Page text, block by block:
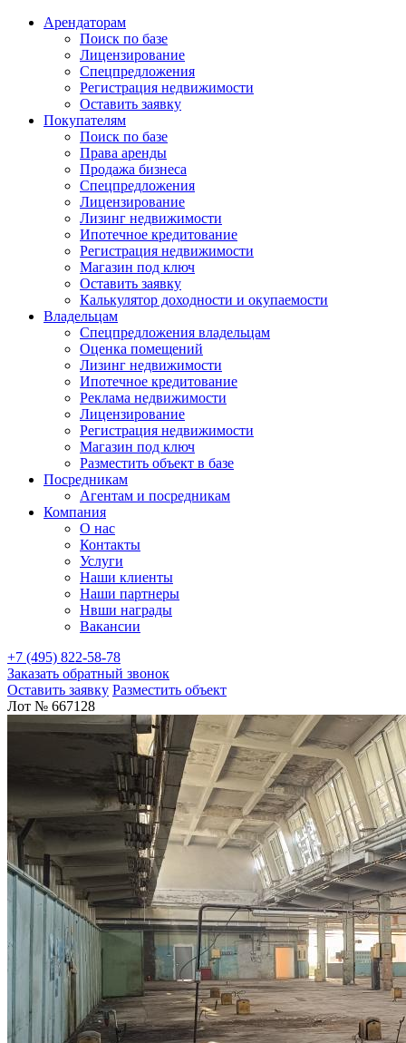
Арендаторам
Поиск по базе
Лицензирование
Спецпредложения
Регистрация недвижимости
Оставить заявку
Покупателям
Поиск по базе
Права аренды
Продажа бизнеса
Спецпредложения
Лицензирование
Лизинг недвижимости
Ипотечное кредитование
Регистрация недвижимости
Магазин под ключ
Оставить заявку
Калькулятор доходности и окупаемости
Владельцам
Спецпредложения владельцам
Оценка помещений
Лизинг недвижимости
Ипотечное кредитование
Реклама недвижимости
Лицензирование
Регистрация недвижимости
Магазин под ключ
Разместить объект в базе
Посредникам
Агентам и посредникам
Компания
О нас
Контакты
Услуги
Наши клиенты
Наши партнеры
Нвши награды
Вакансии
+7 (495) 822-58-78
Заказать обратный звонок
Оставить заявку Разместить объект
Лот № 667128